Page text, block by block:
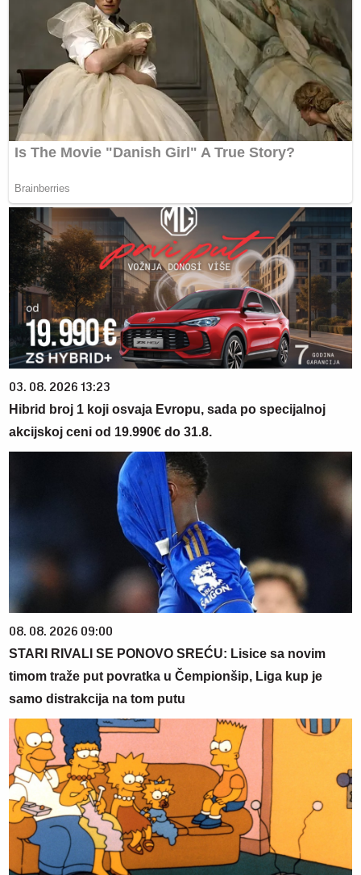
03. 08. 2026 13:23
Hibrid broj 1 koji osvaja Evropu, sada po specijalnoj
akcijskoj ceni od 19.990€ do 31.8.
08. 08. 2026 09:00
STARI RIVALI SE PONOVO SREĆU: Lisice sa novim
timom traže put povratka u Čempionšip, Liga kup je
samo distrakcija na tom putu